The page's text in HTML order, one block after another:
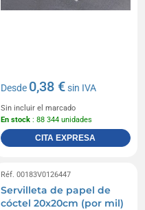
Desde 0,38 €sin IVA
Sin incluir el marcado
En stock : 88 344 unidades
CITA EXPRESA
Réf. 00183V0126447
Servilleta de papel de
cóctel 20x20cm (por mil)